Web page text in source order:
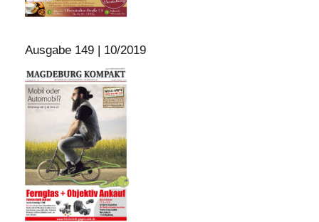
Ausgabe 149 | 10/2019